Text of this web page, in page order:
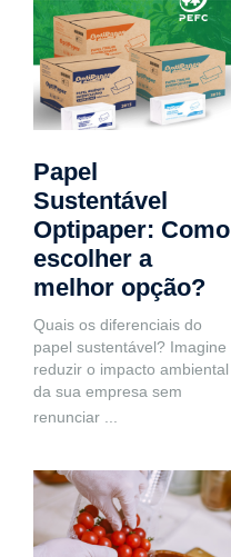
Papel
Sustentável
Optipaper: Como
escolher a
melhor opção?
Quais os diferenciais do
papel sustentável? Imagine
reduzir o impacto ambiental
da sua empresa sem
renunciar